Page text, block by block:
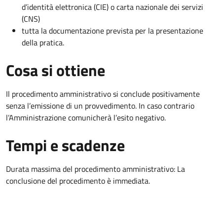
d’identità elettronica (CIE) o carta nazionale dei servizi
(CNS)
tutta la documentazione prevista per la presentazione
della pratica.
Cosa si ottiene
Il procedimento amministrativo si conclude positivamente
senza l’emissione di un provvedimento. In caso contrario
l’Amministrazione comunicherà l’esito negativo.
Tempi e scadenze
Durata massima del procedimento amministrativo: La
conclusione del procedimento è immediata.